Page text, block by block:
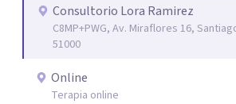
vida. 3. Estrés Postraumático (TEPT): Ofrezco apoyo a
personas que han vivido experiencias
utilizando enfoques terapéuticos que
sanación y la resiliencia. 4. Relaciones Interpersonales:
Asisto a mis pacientes en la mejora de
Consultorio Lora Ramirez
C8MP+PWG, Av. Miraflores 16,
51000
Online
Terapia online